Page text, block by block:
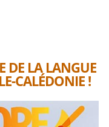
DE LA LANGUE
CALÉDONIE !